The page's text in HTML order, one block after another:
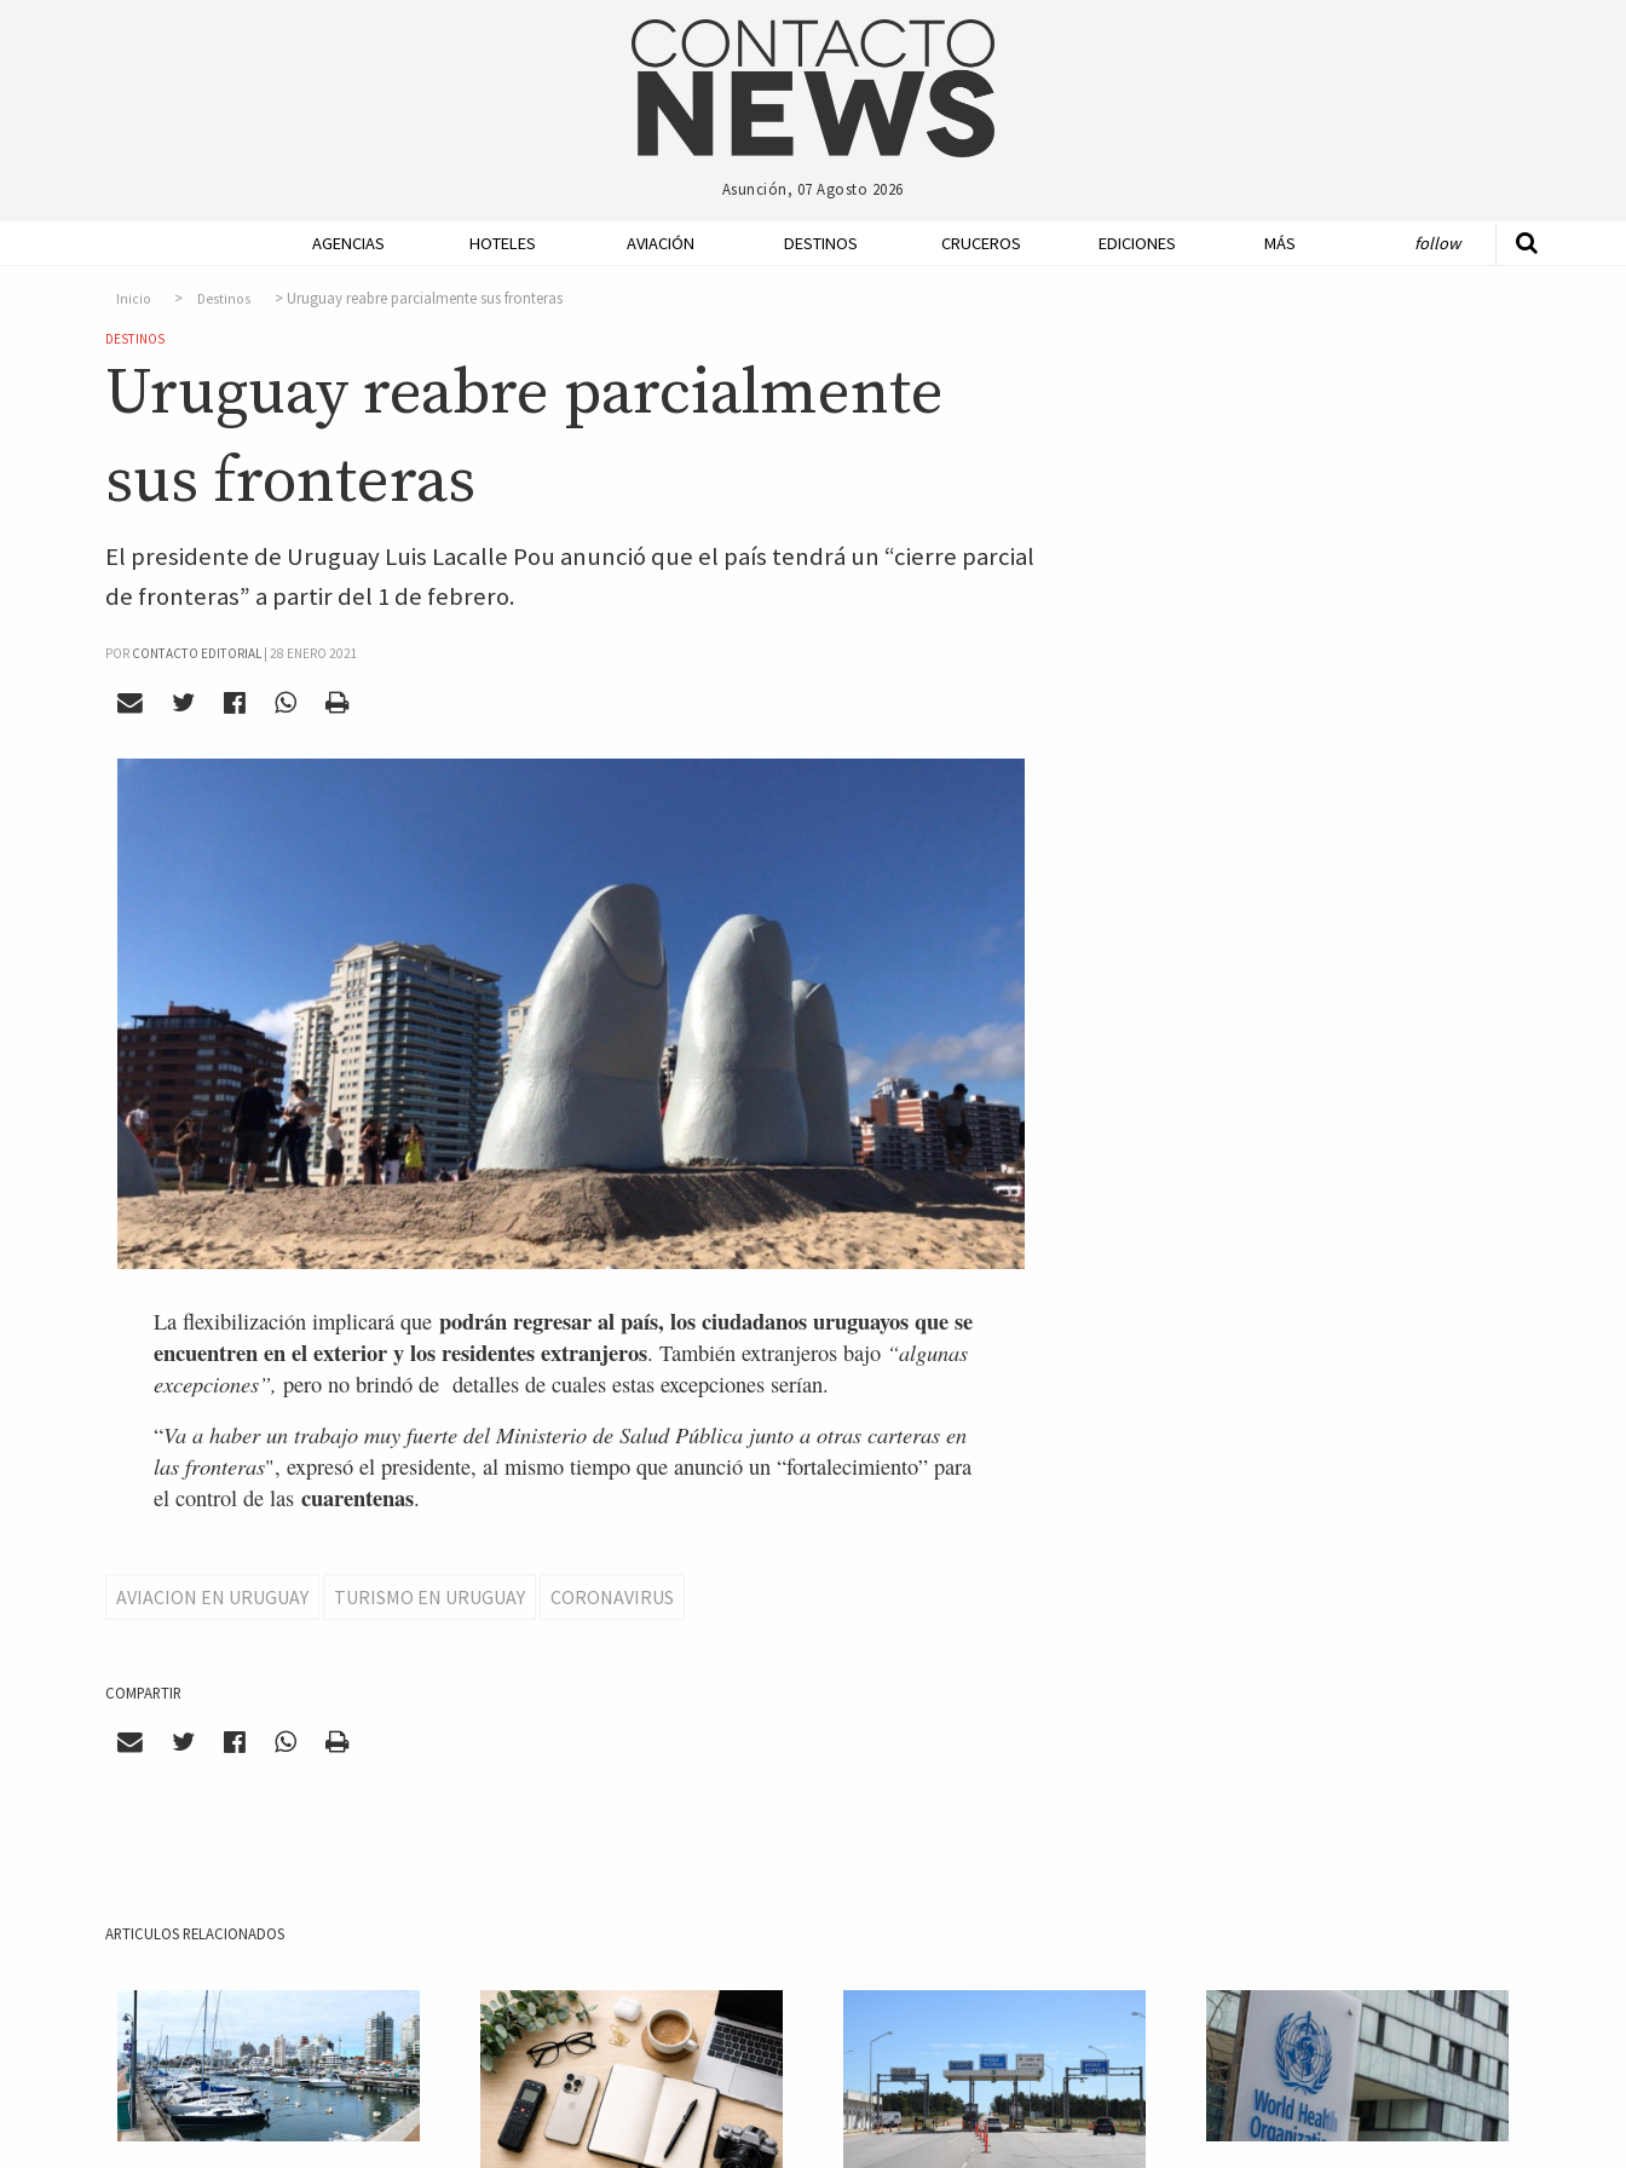
Asunción, 07 Agosto 2026
AGENCIAS HOTELES AVIACIÓN DESTINOS CRUCEROS EDICIONES MÁS follow
Inicio Destinos Uruguay reabre parcialmente sus fronteras
DESTINOS
Uruguay reabre parcialmente
sus fronteras
El presidente de Uruguay Luis Lacalle Pou anunció que el país tendrá un “cierre parcial
de fronteras” a partir del 1 de febrero.
POR CONTACTO EDITORIAL | 28 ENERO 2021
La flexibilización implicará que podrán regresar al país, los ciudadanos uruguayos que se
encuentren en el exterior y los residentes extranjeros. También extranjeros bajo “algunas
excepciones”, pero no brindó de detalles de cuales estas excepciones serían.
“Va a haber un trabajo muy fuerte del Ministerio de Salud Pública junto a otras carteras en
las fronteras", expresó el presidente, al mismo tiempo que anunció un “fortalecimiento” para
el control de las cuarentenas.
AVIACION EN URUGUAY TURISMO EN URUGUAY CORONAVIRUS
COMPARTIR
ARTICULOS RELACIONADOS